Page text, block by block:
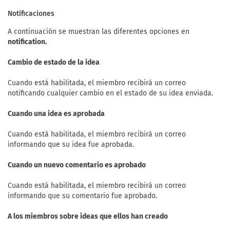
Notificaciones
A continuación se muestran las diferentes opciones en
notification.
Cambio de estado de la idea
Cuando está habilitada, el miembro recibirá un correo
notificando cualquier cambio en el estado de su idea enviada.
Cuando una idea es aprobada
Cuando está habilitada, el miembro recibirá un correo
informando que su idea fue aprobada.
Cuando un nuevo comentario es aprobado
Cuando está habilitada, el miembro recibirá un correo
informando que su comentario fue aprobado.
A los miembros sobre ideas que ellos han creado